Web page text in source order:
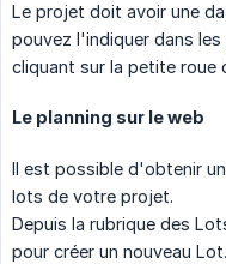
Le projet doit avoir une
pouvez l'indiquer dans
cliquant sur la petite roue
Le planning sur le web
Il est possible d'obtenir
lots de votre projet.
Depuis la rubrique des
pour créer un nouveau Lot.